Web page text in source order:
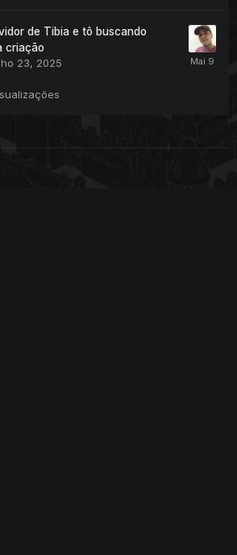
de Tibia e tô buscando
criação
23, 2025